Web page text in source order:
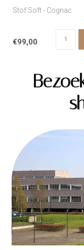
Stof Soft - Cognac
€99,00